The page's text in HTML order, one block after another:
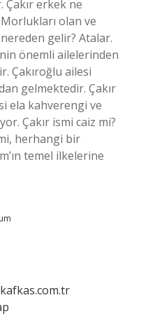
erkek ne
olan ve
gelir? Atalar.
önemli ailelerinden
Çakıroğlu ailesi
gelmektedir. Çakır
ela kahverengi ve
Çakır ismi caiz mi?
herhangi bir
temel ilkelerine